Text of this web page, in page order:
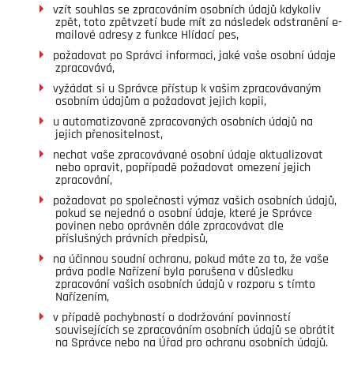
vzít souhlas se zpracováním osobních údajů kdykoliv
zpět, toto zpětvzetí bude mít za následek odstranění e-
mailové adresy z funkce Hlídací pes,
požadovat po Správci informaci, jaké vaše osobní údaje
zpracovává,
vyžádat si u Správce přístup k vašim zpracovávaným
osobním údajům a požadovat jejich kopii,
u automatizovaně zpracovaných osobních údajů na
jejich přenositelnost,
nechat vaše zpracovávané osobní údaje aktualizovat
nebo opravit, popřípadě požadovat omezení jejich
zpracování,
požadovat po společnosti výmaz vašich osobních údajů,
pokud se nejedná o osobní údaje, které je Správce
povinen nebo oprávněn dále zpracovávat dle
příslušných právních předpisů,
na účinnou soudní ochranu, pokud máte za to, že vaše
práva podle Nařízení byla porušena v důsledku
zpracování vašich osobních údajů v rozporu s tímto
Nařízením,
v případě pochybností o dodržování povinností
souvisejících se zpracováním osobních údajů se obrátit
na Správce nebo na Úřad pro ochranu osobních údajů.